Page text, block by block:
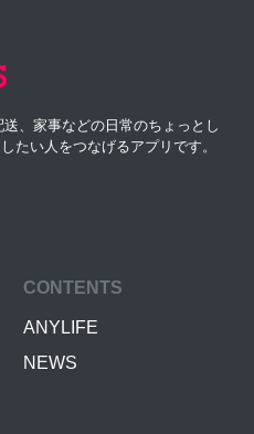
、家事などの日常のちょっとし
たい人をつなげるアプリです。
CONTENTS
ANYLIFE
NEWS